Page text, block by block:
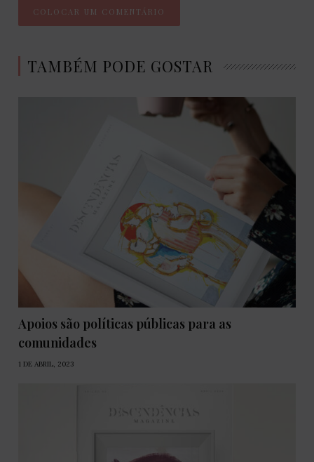
TAMBÉM PODE GOSTAR
Apoios são políticas públicas para as
comunidades
1 DE ABRIL, 2023